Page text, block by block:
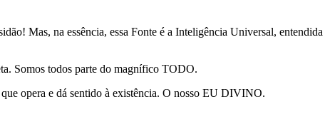
Mas, na essência, essa Fonte é a Inteligência Universal, entendida
Somos todos parte do magnífico TODO.
opera e dá sentido à existência. O nosso EU DIVINO.